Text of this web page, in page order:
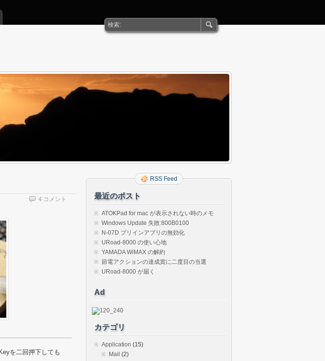
4 コメント
を二回押下しても
RSS Feed
最近のポスト
ATOKPad for mac が表示されない時のメモ
Windows Update 失敗:800B0100
N-07D プリインアプリの無効化
URoad-8000 の使い心地
YAMADA WiMAX の解約
節電アクションの達成賞に二度目の当選
URoad-8000 が届く
Ad
カテゴリ
Application (15)
Mail (2)